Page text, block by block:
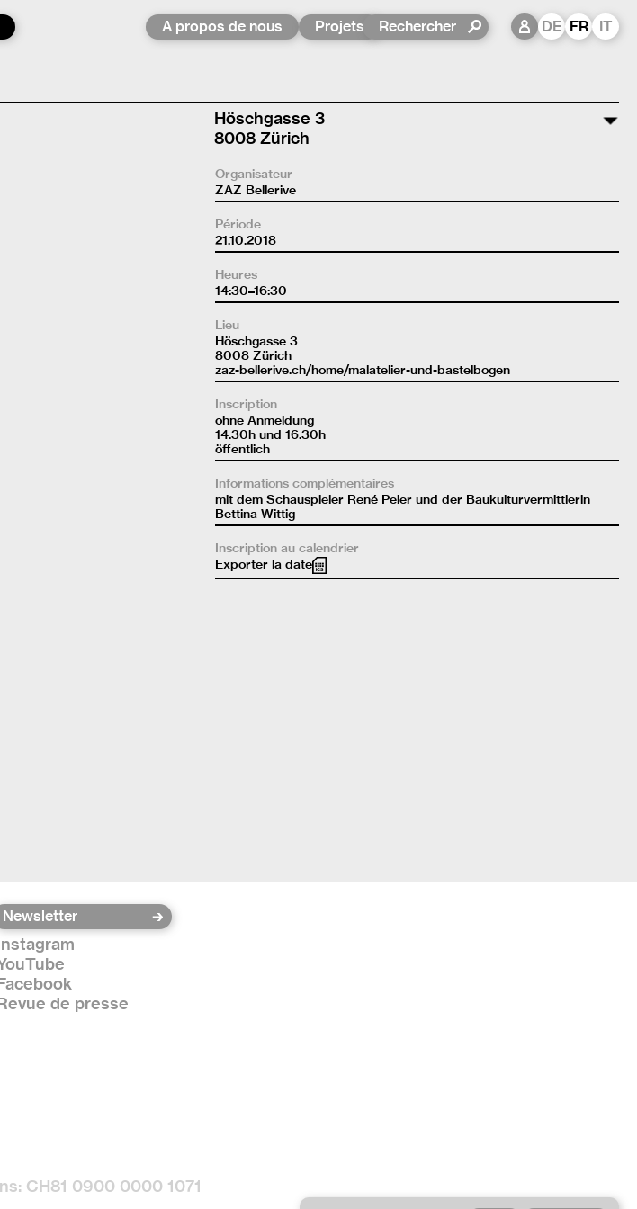
A propos de nous Projets DE FR IT
Höschgasse 3
8008 Zürich
Organisateur
ZAZ Bellerive
Période
21.10.2018
Heures
14:30–16:30
Lieu
Höschgasse 3
8008 Zürich
zaz-bellerive.ch/home/malatelier-und-bastelbogen
Inscription
ohne Anmeldung
14.30h und 16.30h
öffentlich
Informations complémentaires
mit dem Schauspieler René Peier und der Baukulturvermittlerin
Bettina Wittig
Inscription au calendrier
Exporter la date
de presse
CH81 0900 0000 1071